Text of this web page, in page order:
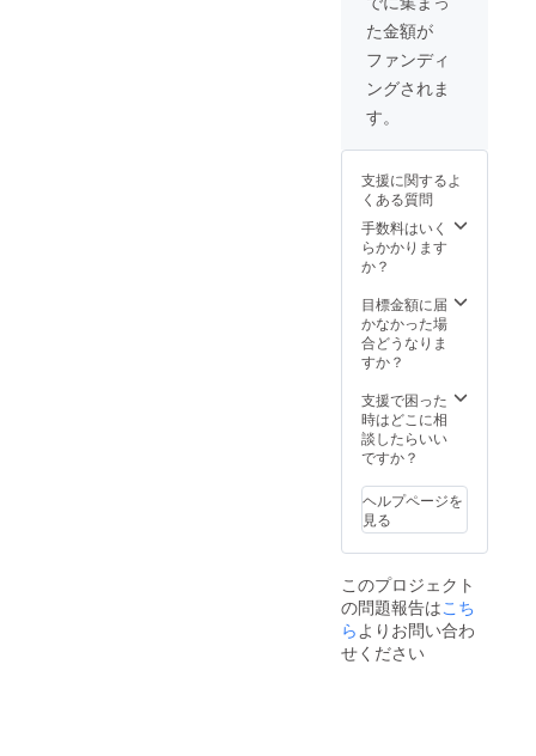
た金額が
ファンディ
ングされま
す。
支援に関するよ
くある質問
手数料はいく
らかかります
か？
目標金額に届
かなかった場
合どうなりま
すか？
支援で困った
時はどこに相
談したらいい
ですか？
ヘルプページを
見る
このプロジェクト
の問題報告はこち
ら よりお問い合わ
せください